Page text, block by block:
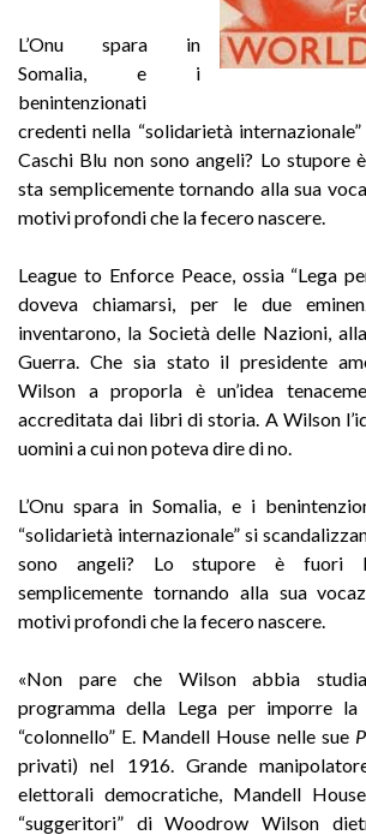
L’Onu spara in
Somalia, e i
benintenzionati
credenti nella “solidarietà
Caschi Blu non sono angeli? Lo stupore
sta semplicemente tornando alla sua
motivi profondi che la fecero nascere.
League to Enforce Peace, ossia “Lega
doveva chiamarsi, per le due
inventarono, la Società delle Nazioni,
Guerra. Che sia stato il presidente
Wilson a proporla è un’idea
accreditata dai libri di storia. A Wilson
uomini a cui non poteva dire di no.
L’Onu spara in Somalia, e i
“solidarietà internazionale” si
sono angeli? Lo stupore è fuori
semplicemente tornando alla sua
motivi profondi che la fecero nascere.
«Non pare che Wilson abbia
programma della Lega per imporre la
“colonnello” E. Mandell House nelle sue
privati) nel 1916. Grande
elettorali democratiche, Mandell
“suggeritori” di Woodrow Wilson